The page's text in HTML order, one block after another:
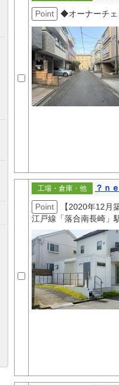
Point
◆オーナーチ
工場・倉庫・他
？ｎ
Point
【2020年12
江戸線「落合南長崎」